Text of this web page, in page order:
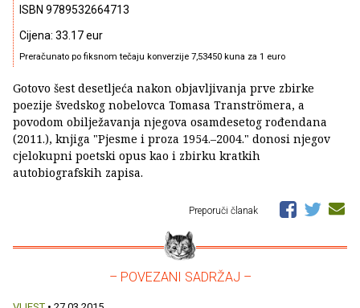
ISBN 9789532664713
Cijena: 33.17 eur
Preračunato po fiksnom tečaju konverzije 7,53450 kuna za 1 euro
Gotovo šest desetljeća nakon objavljivanja prve zbirke
poezije švedskog nobelovca Tomasa Tranströmera, a
povodom obilježavanja njegova osamdesetog rođendana
(2011.), knjiga "Pjesme i proza 1954.–2004." donosi njegov
cjelokupni poetski opus kao i zbirku kratkih
autobiografskih zapisa.
Preporuči članak
– POVEZANI SADRŽAJ –